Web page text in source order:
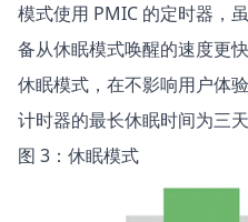
模式使用 PMIC 的定时器，
备从休眠模式唤醒的速度更
休眠模式，在不影响用户体
计时器的最长休眠时间为三天
图 3：休眠模式